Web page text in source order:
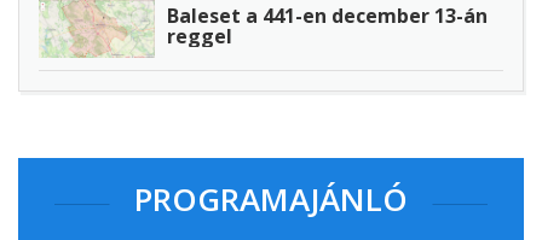
Baleset a 441-en december 13-án
reggel
PROGRAMAJÁNLÓ